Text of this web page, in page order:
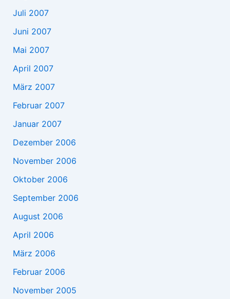
Juli 2007
Juni 2007
Mai 2007
April 2007
März 2007
Februar 2007
Januar 2007
Dezember 2006
November 2006
Oktober 2006
September 2006
August 2006
April 2006
März 2006
Februar 2006
November 2005